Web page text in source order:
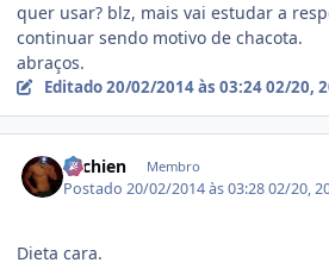
quer usar? blz, mais vai estudar a
continuar sendo motivo de chacota.
abraços.
Editado20/02/2014 às 03:2402/20,
ritchien Membro
Postado20/02/2014 às 03:2802/20,
Dieta cara.